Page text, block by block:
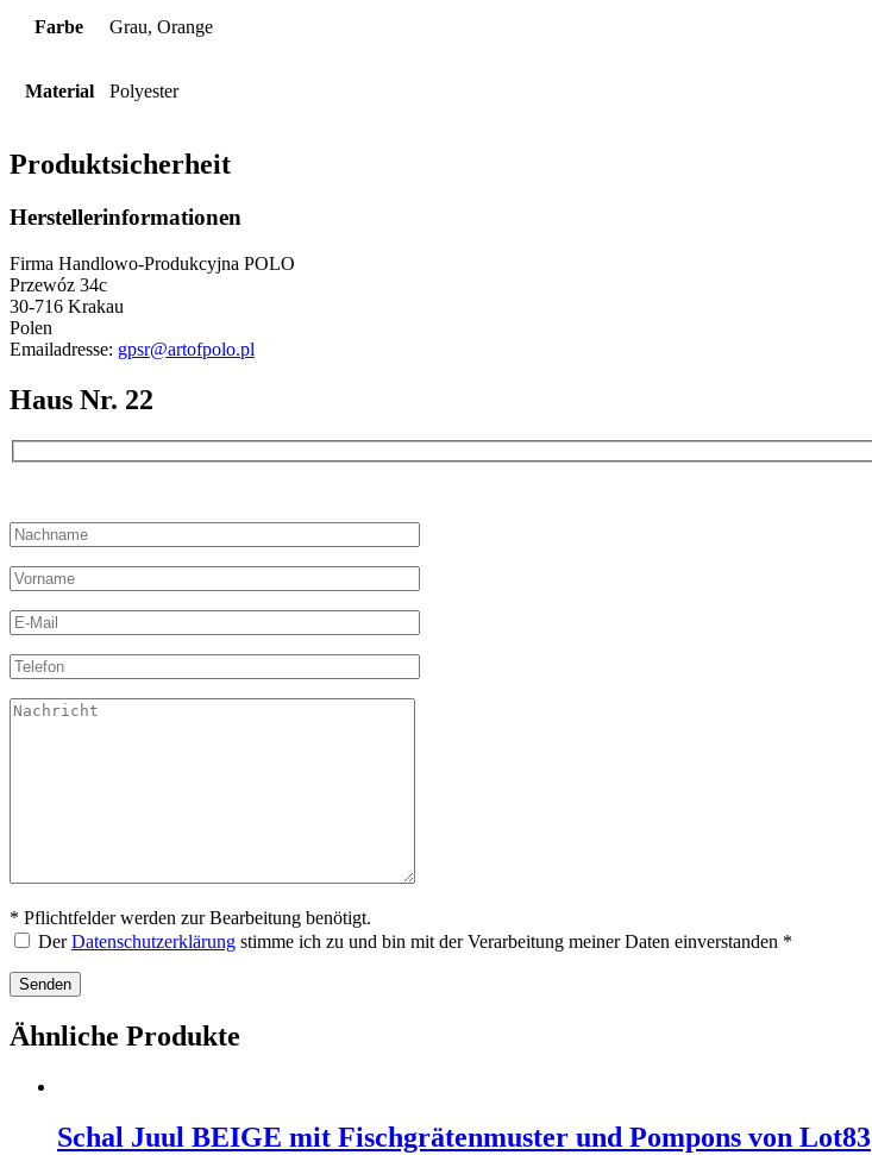
Farbe Grau, Orange
Material Polyester
Produktsicherheit
Herstellerinformationen
Firma Handlowo-Produkcyjna POLO
Przewóz 34c
30-716 Krakau
Polen
Emailadresse: gpsr@artofpolo.pl
Haus Nr. 22
* Pflichtfelder werden zur Bearbeitung benötigt.
DerDatenschutzerklärung stimme ich zu und bin mit der Verarbeitung meiner Daten einverstanden *
Ähnliche Produkte
Schal Juul BEIGE mit Fischgrätenmuster und Pompons von Lot83